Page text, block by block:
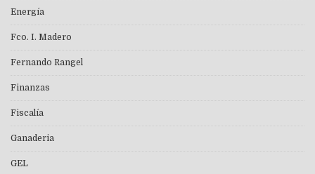
Energía
Fco. I. Madero
Fernando Rangel
Finanzas
Fiscalía
Ganaderia
GEL